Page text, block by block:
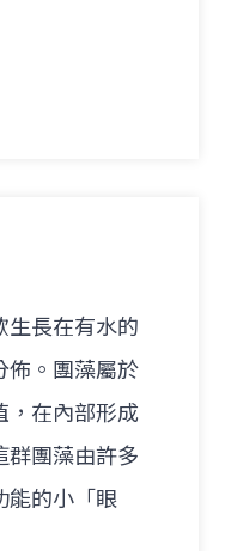
生長在有水的
佈。團藻屬於
，在內部形成
群團藻由許多
能的小「眼